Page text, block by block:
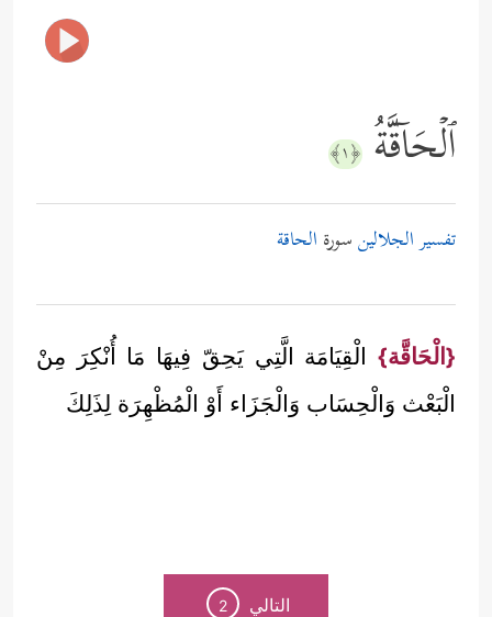
ٱلۡحَاۤقَّةُ ﴿١﴾
تفسير الجلالينسورة الحاقة
{الْحَاقَّة} الْقِيَامَة الَّتِي يَحِقّ فِيهَا مَا أُنْكِرَ مِنْ
الْبَعْث وَالْحِسَاب وَالْجَزَاء أَوْ الْمُظْهِرَة لِذَلِكَ
التالي 2